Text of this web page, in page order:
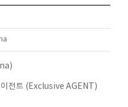
전트 (Exclusive AGENT)